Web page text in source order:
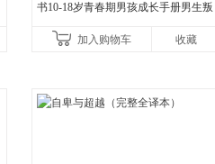
书10-18岁青春期男孩成长手册男生叛
育书
加入购物车 收藏